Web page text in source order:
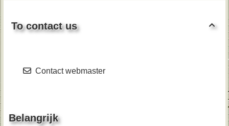

To contact us
Contact webmaster
Belangrijk